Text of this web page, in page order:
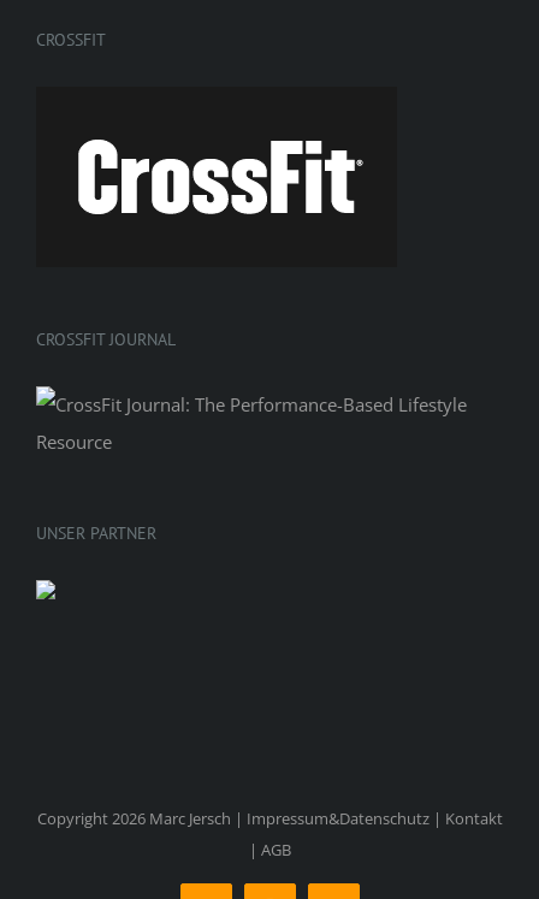
CROSSFIT
CROSSFIT JOURNAL
UNSER PARTNER
Copyright 2026 Marc Jersch | Impressum&Datenschutz| Kontakt
| AGB